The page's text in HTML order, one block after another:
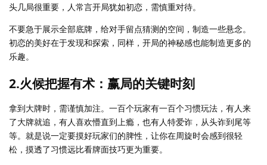
头几局很重要，人常言开局犹如初恋，需慎重对待。
不要急于展示全部底牌，给对手留点猜测的空间，制造一些悬念。
初恋的美好在于发现和探索，同样，开局的神秘感也能制造更多的
乐趣。
2.火候把握有术：赢局的关键时刻
拿到大牌时，需谨慎加注。一百个玩家有一百个习惯玩法，有人来
了大牌就追，有人喜欢懵直到上瘾，也有人特爱诈，从头诈到尾等
等。就是说一定要摸好玩家们的脾性，让你在周旋时会感到很轻
松，摸透了习惯远比看牌面技巧更为重要。